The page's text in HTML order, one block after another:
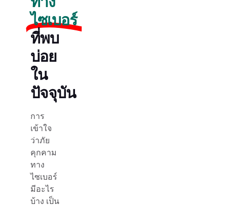
ไซเบอร์
ที่พบ
บ่อย
ใน
ปัจจุบัน
การ
เข้าใจ
ว่าภัย
คุกคาม
ทาง
ไซเบอร์
มีอะไร
บ้าง เป็น